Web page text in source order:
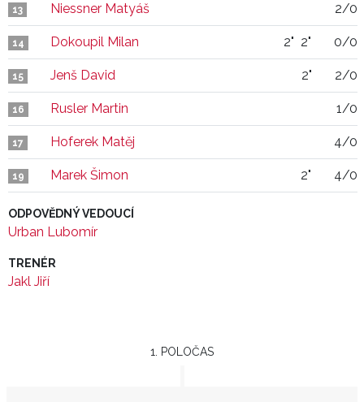
13 Niessner Matyáš 2/0
14 Dokoupil Milan 2" 2" 0/0
15 Jenš David 2" 2/0
16 Rusler Martin 1/0
17 Hoferek Matěj 4/0
19 Marek Šimon 2" 4/0
ODPOVĚDNÝ VEDOUCÍ
Urban Lubomír
TRENÉR
Jakl Jiří
1. POLOČAS